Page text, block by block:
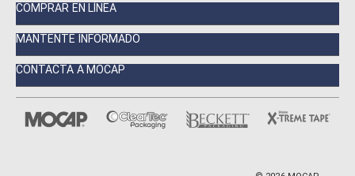
COMPRAR EN LÍNEA
MANTENTE INFORMADO
CONTACTA A MOCAP